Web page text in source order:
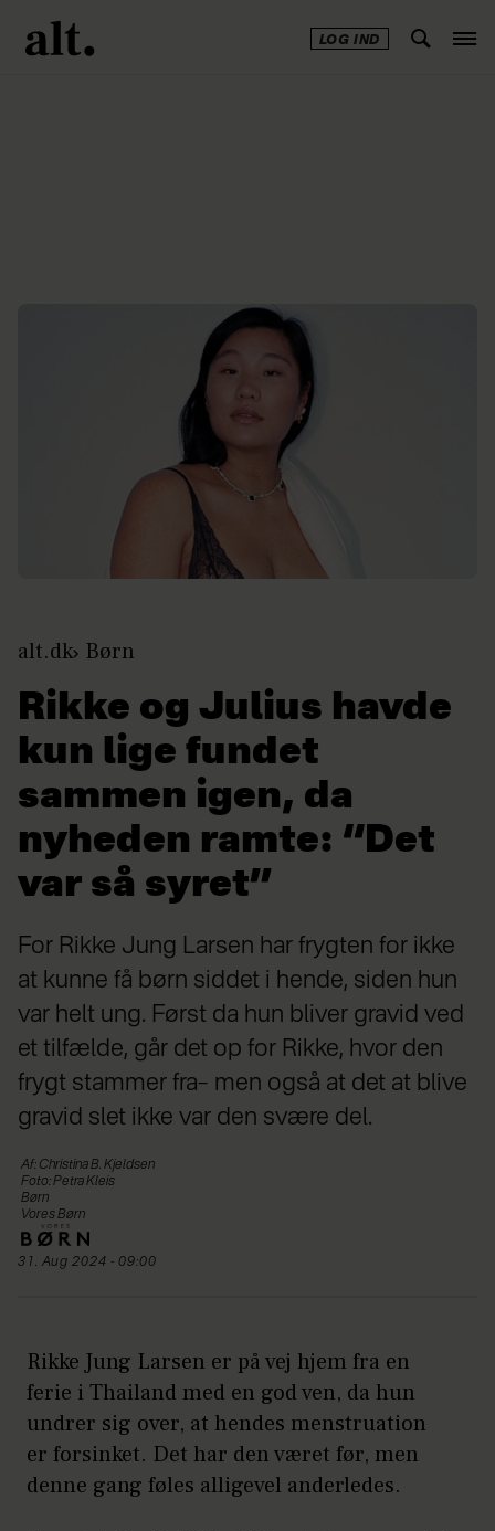
LOG IND
alt.dk Børn
Rikke og Julius havde
kun lige fundet
sammen igen, da
nyheden ramte: “Det
var så syret”
For Rikke Jung Larsen har frygten for ikke
at kunne få børn siddet i hende, siden hun
var helt ung. Først da hun bliver gravid ved
et tilfælde, går det op for Rikke, hvor den
frygt stammer fra– men også at det at blive
gravid slet ikke var den svære del.
Af: Christina B. Kjeldsen
Foto: Petra Kleis
Børn
Vores Børn
31. Aug 2024 - 09:00
Rikke Jung Larsen er på vej hjem fra en
ferie i Thailand med en god ven, da hun
undrer sig over, at hendes menstruation
er forsinket. Det har den været før, men
denne gang føles alligevel anderledes.